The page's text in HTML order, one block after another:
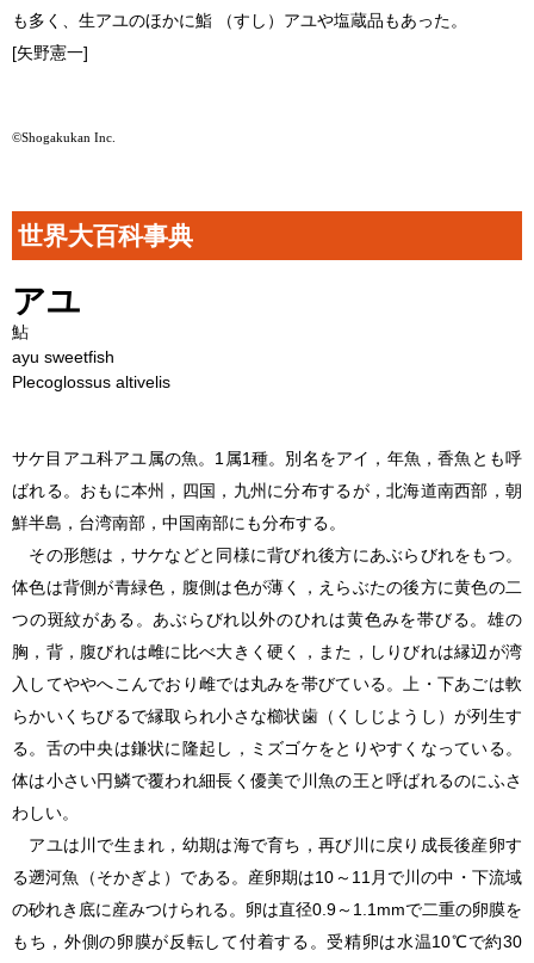
も多く、生アユのほかに鮨 （すし）アユや塩蔵品もあった。
[矢野憲一]
©Shogakukan Inc.
世界大百科事典
アユ
鮎
ayu sweetfish
Plecoglossus altivelis
サケ目アユ科アユ属の魚。1属1種。別名をアイ，年魚，香魚とも呼
ばれる。おもに本州，四国，九州に分布するが，北海道南西部，朝
鮮半島，台湾南部，中国南部にも分布する。
その形態は，サケなどと同様に背びれ後方にあぶらびれをもつ。
体色は背側が青緑色，腹側は色が薄く，えらぶたの後方に黄色の二
つの斑紋がある。あぶらびれ以外のひれは黄色みを帯びる。雄の
胸，背，腹びれは雌に比べ大きく硬く，また，しりびれは縁辺が湾
入してややへこんでおり雌では丸みを帯びている。上・下あごは軟
らかいくちびるで縁取られ小さな櫛状歯（くしじようし）が列生す
る。舌の中央は鎌状に隆起し，ミズゴケをとりやすくなっている。
体は小さい円鱗で覆われ細長く優美で川魚の王と呼ばれるのにふさ
わしい。
アユは川で生まれ，幼期は海で育ち，再び川に戻り成長後産卵す
る遡河魚（そかぎよ）である。産卵期は10～11月で川の中・下流域
の砂れき底に産みつけられる。卵は直径0.9～1.1mmで二重の卵膜を
もち，外側の卵膜が反転して付着する。受精卵は水温10℃で約30